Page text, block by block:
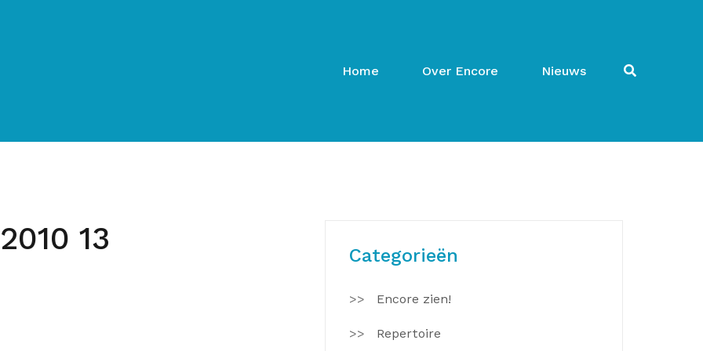
Home Over Encore Nieuws
13 Categorieën
Encore zien!
Repertoire